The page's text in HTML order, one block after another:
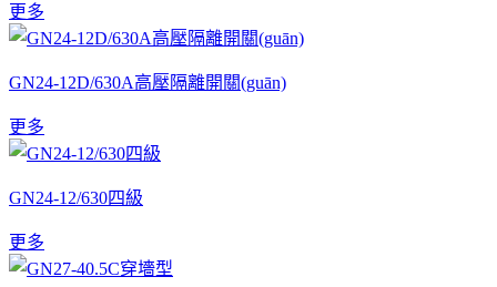
更多
GN24-12D/630A高壓隔離開關(guān)
更多
GN24-12/630四級
更多